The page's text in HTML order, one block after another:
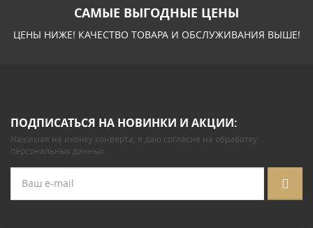
САМЫЕ ВЫГОДНЫЕ ЦЕНЫ
ЦЕНЫ НИЖЕ! КАЧЕСТВО ТОВАРА И ОБСЛУЖИВАНИЯ ВЫШЕ!
ПОДПИСАТЬСЯ НА НОВИНКИ И АКЦИИ:
Нажимая на иконку конверта, я даю согласие на обработку
персональных данных.